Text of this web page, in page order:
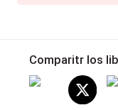
Comparitr los